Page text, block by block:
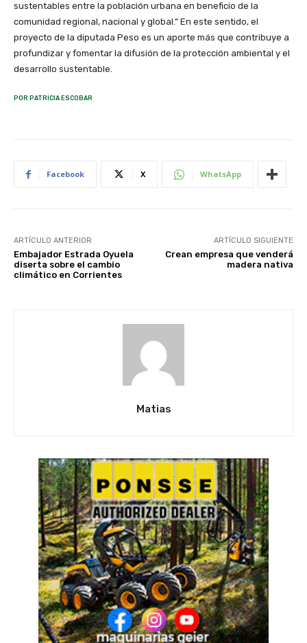
sustentables entre la población urbana en beneficio de la
comunidad regional, nacional y global.” En este sentido, el
proyecto de la diputada Peso es un aporte más que contribuye a
profundizar y fomentar la difusión de la protección ambiental y el
desarrollo sustentable.
POR PATRICIA ESCOBAR
Facebook X WhatsApp
ARTÍCULO ANTERIOR
Embajador Estrada Oyuela
diserta sobre el cambio
climático en Corrientes
ARTÍCULO SIGUIENTE
Crean empresa que venderá
madera nativa
Matias